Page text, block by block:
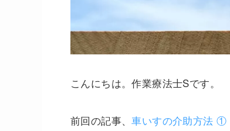
こんにちは。作業療法士Sです。
前回の記事、車いすの介助方法 ①